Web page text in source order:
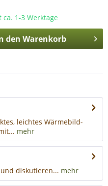
1-3 Werktage
den Warenkorb
leichtes Wärmebild-
mehr
diskutieren... mehr